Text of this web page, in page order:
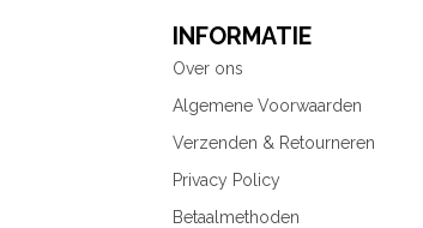
INFORMATIE
Over ons
Algemene Voorwaarden
Verzenden & Retourneren
Privacy Policy
Betaalmethoden